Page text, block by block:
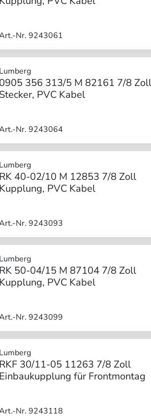
Nr. 9243061
Lumberg
0905 356 313/5 M 82161 7/8 Zoll
Stecker, PVC Kabel
Nr. 9243064
Lumberg
RK 40-02/10 M 12853 7/8 Zoll
Kupplung, PVC Kabel
Nr. 9243093
Lumberg
RK 50-04/15 M 87104 7/8 Zoll
Kupplung, PVC Kabel
Nr. 9243099
Lumberg
RKF 30/11-05 11263 7/8 Zoll
Einbaukupplung für Frontmontag
Nr. 9243118